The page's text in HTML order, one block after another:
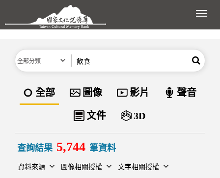
跳到主要內容區塊
展
分類 搜尋
資料類型
全部 圖像 影片 聲音
文件 3D
查詢結果 5,744 筆資料
資料來源 圖像相關授權 文字相關授權